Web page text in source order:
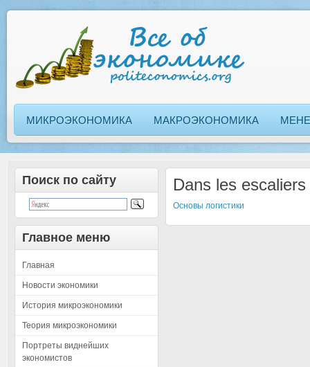
МИКРОЭКОНОМИКА МАКРОЭКОНОМИКА
Поиск по сайту
Главное меню
Главная
Новости экономики
История микроэкономики
Теория микроэкономики
Портреты виднейших
экономистов
Dans les escaliers
Основы логистики